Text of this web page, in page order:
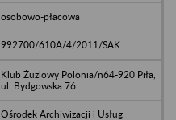
osobowo-płacowa
992700/610A/4/2011/SAK
Klub Żużlowy Polonia/n64-920 Piła,
ul. Bydgowska 76
Ośrodek Archiwizacji i Usług